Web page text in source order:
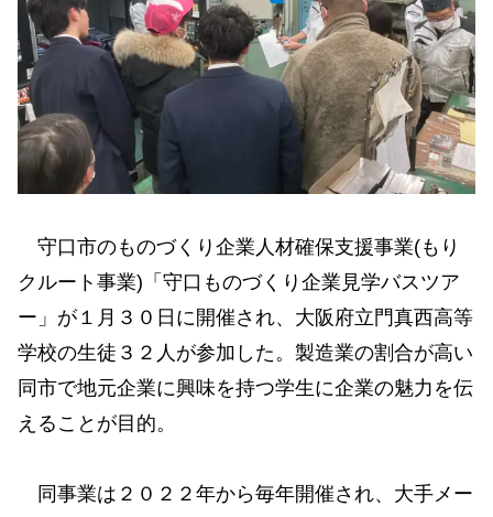
守口市のものづくり企業人材確保支援事業(もり
クルート事業)「守口ものづくり企業見学バスツア
ー」が１月３０日に開催され、大阪府立門真西高等
学校の生徒３２人が参加した。製造業の割合が高い
同市で地元企業に興味を持つ学生に企業の魅力を伝
えることが目的。
同事業は２０２２年から毎年開催され、大手メー